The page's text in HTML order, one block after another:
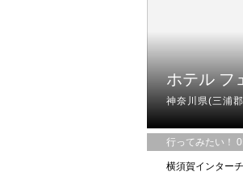
ホテル フ
神奈川県(三浦
行ってみたい！
横須賀インター